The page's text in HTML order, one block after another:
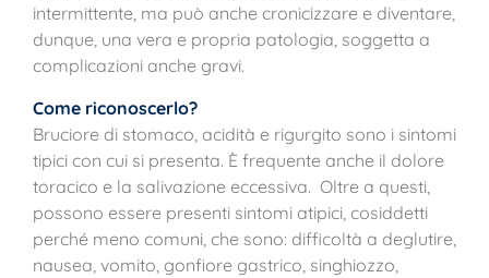
intermittente, ma può anche cronicizzare e diventare,
dunque, una vera e propria patologia, soggetta a
complicazioni anche gravi.
Come riconoscerlo?
Bruciore di stomaco, acidità e rigurgito sono i sintomi
tipici con cui si presenta. È frequente anche il dolore
toracico e la salivazione eccessiva. Oltre a questi,
possono essere presenti sintomi atipici, cosiddetti
perché meno comuni, che sono: difficoltà a deglutire,
nausea, vomito, gonfiore gastrico, singhiozzo,